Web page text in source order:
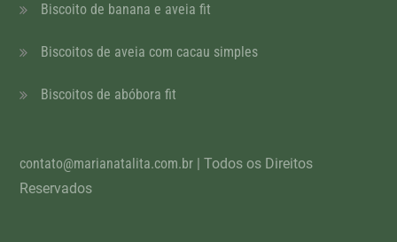
Biscoito de banana e aveia fit
Biscoitos de aveia com cacau simples
Biscoitos de abóbora fit
contato@marianatalita.com.br | Todos os Direitos
Reservados